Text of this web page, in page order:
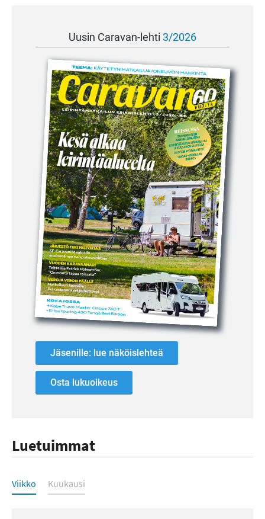
Uusin Caravan-lehti 3/2026
Jäsenille: lue näköislehteä
Osta lukuoikeus
Luetuimmat
Luetuimmat
Viikko Kuukausi